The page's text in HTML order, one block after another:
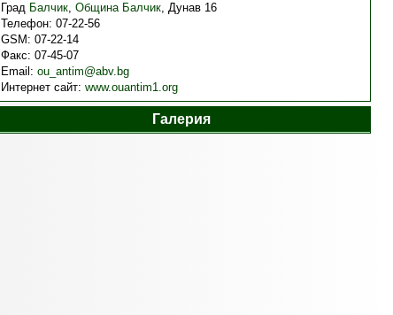
Град Балчик, Община Балчик, Дунав 16
Телефон: 07-22-56
GSM: 07-22-14
Факс: 07-45-07
Email: ou_antim@abv.bg
Интернет сайт: www.ouantim1.org
Галерия